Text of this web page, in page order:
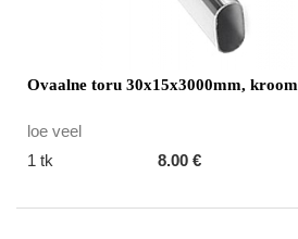
Ovaalne toru 30x15x3000mm, kroom
loe veel
1 tk
8.00 €